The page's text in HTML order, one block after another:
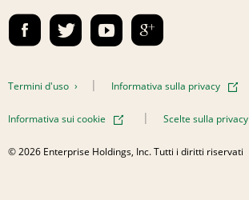
Emerald Club Accedi
Contatti
Termini d'uso Informativa sulla privacy
Informativa sui cookie Scelte sulla privacy
© 2026 Enterprise Holdings, Inc. Tutti i diritti riservati